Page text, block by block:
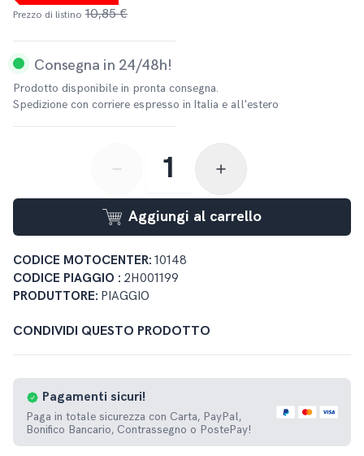
Prezzo di listino 10,85 €
Consegna in 24/48h!
Prodotto disponibile in pronta consegna.
Spedizione con corriere espresso in Italia e all'estero
button-minus button-plus
Aggiungi al carrello
CODICE MOTOCENTER: 10148
CODICE PIAGGIO : 2H001199
PRODUTTORE: PIAGGIO
CONDIVIDI QUESTO PRODOTTO
Pagamenti sicuri!
Paga in totale sicurezza con Carta, PayPal,
Bonifico Bancario, Contrassegno o PostePay!